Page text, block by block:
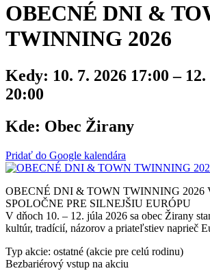
OBECNÉ DNI &
TWINNING 2026
Kedy: 10. 7. 2026 17:00 –
20:00
Kde: Obec Žirany
Pridať do Google kalendára
OBECNÉ DNI & TOWN TWINNING 2026
SPOLOČNE PRE SILNEJŠIU EURÓPU
V dňoch 10. – 12. júla 2026 sa obec Žirany
kultúr, tradícií, názorov a priateľstiev naprieč
Typ akcie: ostatné (akcie pre celú rodinu)
Bezbariérový vstup na akciu